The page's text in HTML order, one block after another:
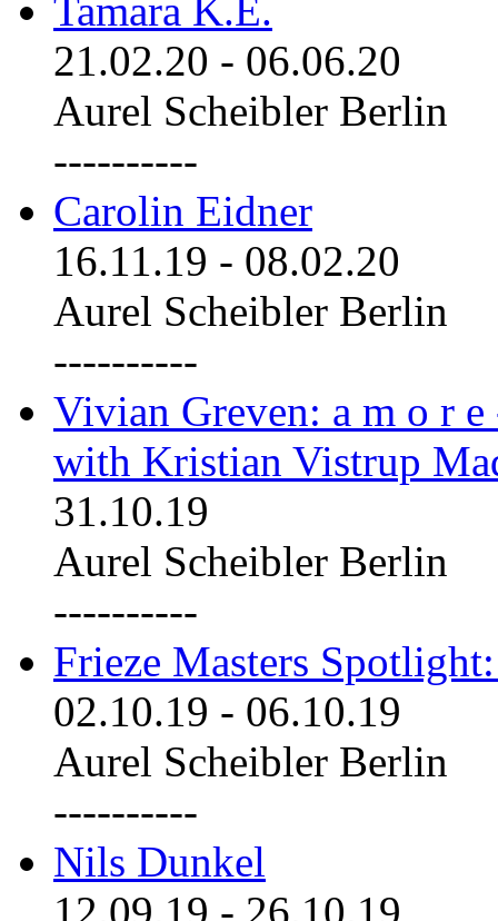
Tamara K.E.
21.02.20 - 06.06.20
Aurel Scheibler Berlin
----------
Carolin Eidner
16.11.19 - 08.02.20
Aurel Scheibler Berlin
----------
Vivian Greven: a m o r
with Kristian Vistrup
31.10.19
Aurel Scheibler Berlin
----------
Frieze Masters
02.10.19 - 06.10.19
Aurel Scheibler Berlin
----------
Nils Dunkel
12.09.19 - 26.10.19